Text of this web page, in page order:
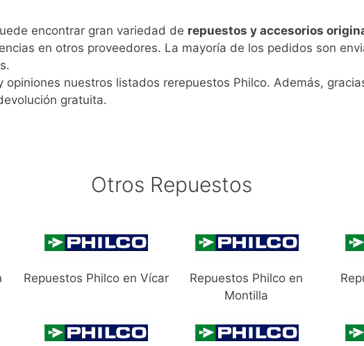
encontrar gran variedad de repuestos y accesorios
en otros proveedores. La mayoría de los pedidos son
opiniones nuestros listados rerepuestos Philco. Además,
gratuita.
Otros Repuestos
Repuestos Philco en Vícar
Repuestos Philco en
Montilla